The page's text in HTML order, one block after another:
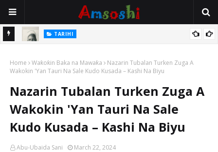
TARIHI
Usman Kure Bungudu
Home Waƙoƙin Baka na Mawaƙa
Nazarin Tubalan Turken Zuga A
Wakokin 'Yan Tauri Na Sale Kudo Kusada – Kashi Na Biyu
Nazarin Tubalan Turken Zuga A
Wakokin 'Yan Tauri Na Sale
Kudo Kusada – Kashi Na Biyu
Abu-Ubaida Sani March 22, 2024